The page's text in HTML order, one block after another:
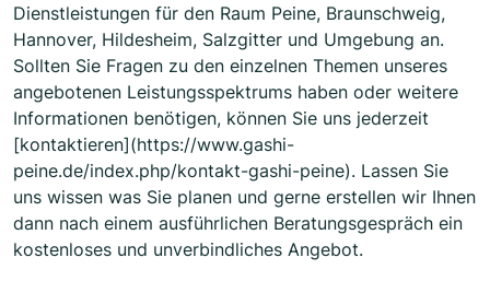
Dienstleistungen für den Raum Peine, Braunschweig,
Hannover, Hildesheim, Salzgitter und Umgebung an.
Sollten Sie Fragen zu den einzelnen Themen unseres
angebotenen Leistungsspektrums haben oder weitere
Informationen benötigen, können Sie uns jederzeit
[kontaktieren](https://www.gashi-
peine.de/index.php/kontakt-gashi-peine). Lassen Sie
uns wissen was Sie planen und gerne erstellen wir Ihnen
dann nach einem ausführlichen Beratungsgespräch ein
kostenloses und unverbindliches Angebot.